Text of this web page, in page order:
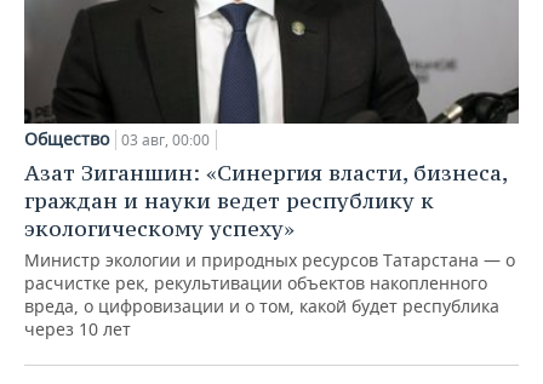
Общество 03 авг, 00:00
Азат Зиганшин: «Синергия власти, бизнеса,
граждан и науки ведет республику к
экологическому успеху»
Министр экологии и природных ресурсов Татарстана — о
расчистке рек, рекультивации объектов накопленного
вреда, о цифровизации и о том, какой будет республика
через 10 лет